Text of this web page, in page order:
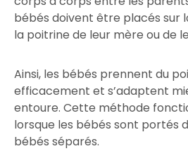
bébés doivent être placés sur
la poitrine de leur mère ou de
Ainsi, les bébés prennent du
efficacement et s’adaptent
entoure. Cette méthode
lorsque les bébés sont portés
bébés séparés.